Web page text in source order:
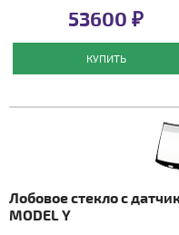
53600 ₽
КУПИТЬ
Лобовое стекло с
MODEL Y